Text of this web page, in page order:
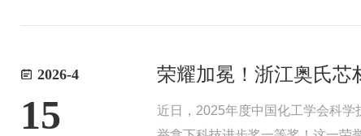
2026-4
15
荣耀加冕！浙江奥氏芯
近日，2025年度中国化工学会科学